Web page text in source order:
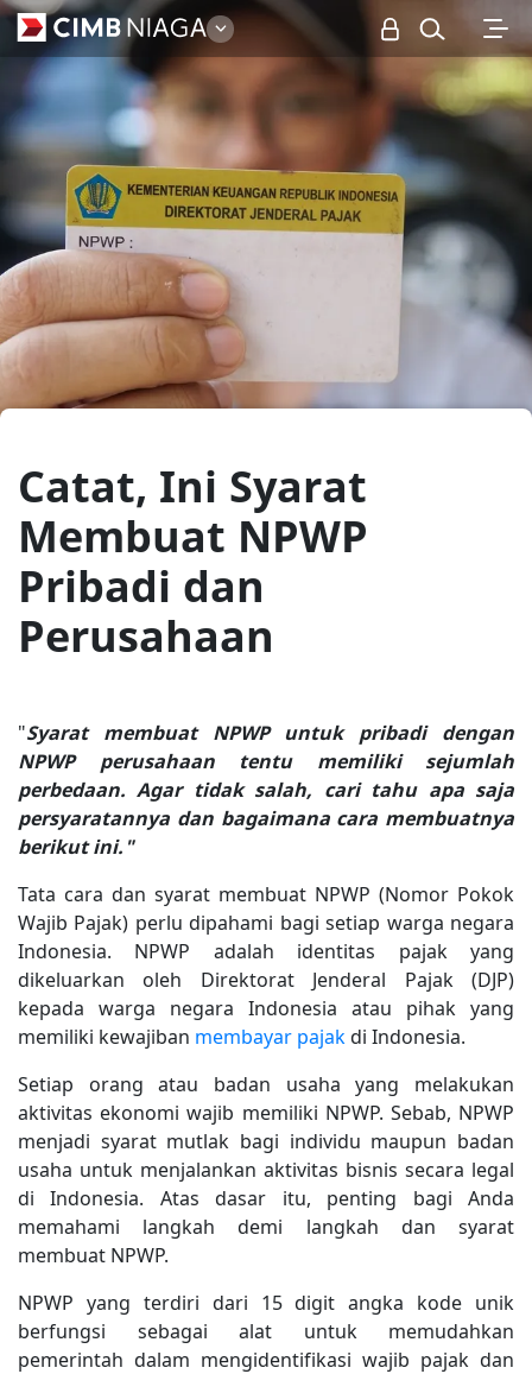
Personal
Catat, Ini Syarat
Membuat NPWP
Pribadi dan
Perusahaan
"Syarat membuat NPWP untuk pribadi dengan
NPWP perusahaan tentu memiliki sejumlah
perbedaan. Agar tidak salah, cari tahu apa saja
persyaratannya dan bagaimana cara membuatnya
berikut ini."
Tata cara dan syarat membuat NPWP (Nomor Pokok
Wajib Pajak) perlu dipahami bagi setiap warga negara
Indonesia. NPWP adalah identitas pajak yang
dikeluarkan oleh Direktorat Jenderal Pajak (DJP)
kepada warga negara Indonesia atau pihak yang
memiliki kewajiban membayar pajakdi Indonesia.
Setiap orang atau badan usaha yang melakukan
aktivitas ekonomi wajib memiliki NPWP. Sebab, NPWP
menjadi syarat mutlak bagi individu maupun badan
usaha untuk menjalankan aktivitas bisnis secara legal
di Indonesia. Atas dasar itu, penting bagi Anda
memahami langkah demi langkah dan syarat
membuat NPWP.
NPWP yang terdiri dari 15 digit angka kode unik
berfungsi sebagai alat untuk memudahkan
pemerintah dalam mengidentifikasi wajib pajak dan